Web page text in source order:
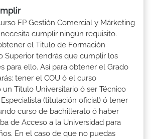
FP Gestión Comercial y Márketing
cumplir ningún requisito.
el Titulo de Formación
Superior tendrás que cumplir los
para ello. Así para obtener el Grado
tener el COU ó el curso
un Título Universitario ó ser Técnico
(titulación oficial) ó tener
curso de bachillerato ó haber
de Acceso a la Universidad para
En el caso de que no puedas